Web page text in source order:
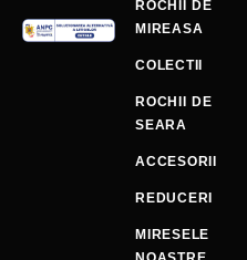
ROCHII DE
MIREASA
COLECTII
ROCHII DE
SEARA
ACCESORII
REDUCERI
MIRESELE